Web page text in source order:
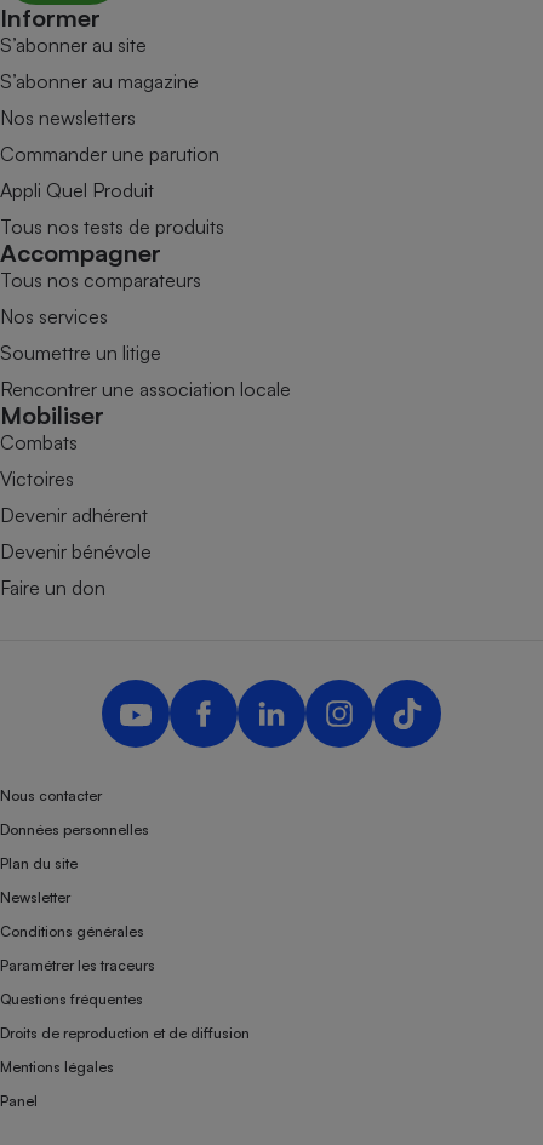
Informer
S’abonner au site
S’abonner au magazine
Nos newsletters
Commander une parution
Appli Quel Produit
Tous nos tests de produits
Accompagner
Tous nos comparateurs
Nos services
Soumettre un litige
Rencontrer une association locale
Mobiliser
Combats
Victoires
Devenir adhérent
Devenir bénévole
Faire un don
Nous contacter
Données personnelles
Plan du site
Newsletter
Conditions générales
Paramétrer les traceurs
Questions fréquentes
Droits de reproduction et de diffusion
Mentions légales
Panel